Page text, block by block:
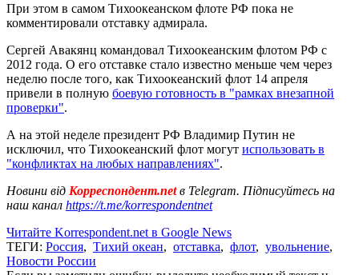
При этом в самом Тихоокеанском флоте РФ пока не
комментировали отставку адмирала.
Сергей Авакянц командовал Тихоокеанским флотом РФ с
2012 года. О его отставке стало известно меньше чем через
неделю после того, как Тихоокеанский флот 14 апреля
привели в полную боевую готовность в "рамках внезапной
проверки".
А на этой неделе президент РФ Владимир Путин не
исключил, что Тихоокеанский флот могут использовать в
"конфликтах на любых направлениях".
Новини від Корреспондент.netв Telegram. Підписуйтесь на
наш канал https://t.me/korrespondentnet
Читайте Korrespondent.net в Google News
ТЕГИ: Россия, Тихий океан, отставка, флот, увольнение,
Новости России